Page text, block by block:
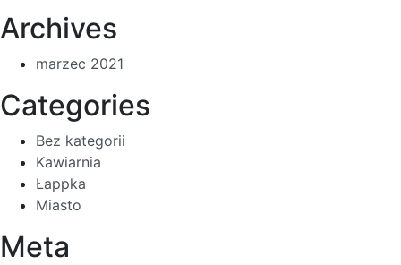
Archives
marzec 2021
Categories
Bez kategorii
Kawiarnia
Łappka
Miasto
Meta